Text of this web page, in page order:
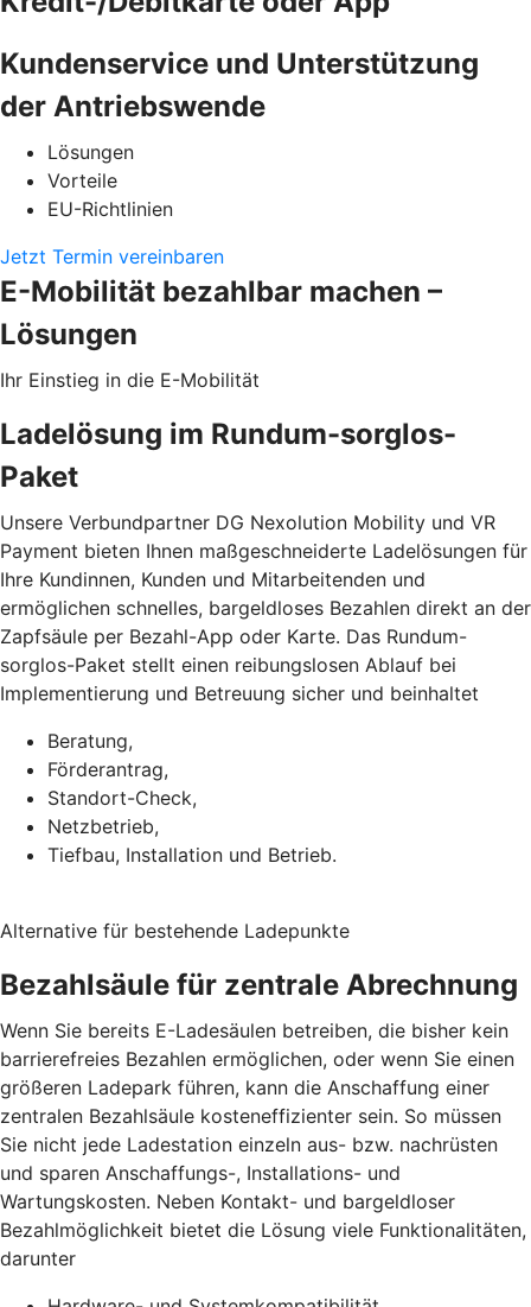
Kundenservice und Unterstützung
der Antriebswende
Lösungen
Vorteile
EU-Richtlinien
Jetzt Termin vereinbaren
E-Mobilität bezahlbar machen –
Lösungen
Ihr Einstieg in die E-Mobilität
Ladelösung im Rundum-sorglos-
Paket
Unsere Verbundpartner DG Nexolution Mobility und VR
Payment bieten Ihnen maßgeschneiderte Ladelösungen für
Ihre Kundinnen, Kunden und Mitarbeitenden und
ermöglichen schnelles, bargeldloses Bezahlen direkt an der
Zapfsäule per Bezahl-App oder Karte. Das Rundum-
sorglos-Paket stellt einen reibungslosen Ablauf bei
Implementierung und Betreuung sicher und beinhaltet
Beratung,
Förderantrag,
Standort-Check,
Netzbetrieb,
Tiefbau, Installation und Betrieb.
Alternative für bestehende Ladepunkte
Bezahlsäule für zentrale Abrechnung
Wenn Sie bereits E-Ladesäulen betreiben, die bisher kein
barrierefreies Bezahlen ermöglichen, oder wenn Sie einen
größeren Ladepark führen, kann die Anschaffung einer
zentralen Bezahlsäule kosteneffizienter sein. So müssen
Sie nicht jede Ladestation einzeln aus- bzw. nachrüsten
und sparen Anschaffungs-, Installations- und
Wartungskosten. Neben Kontakt- und bargeldloser
Bezahlmöglichkeit bietet die Lösung viele Funktionalitäten,
darunter